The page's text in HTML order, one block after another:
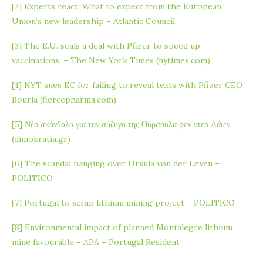
[2] Experts react: What to expect from the European
Union’s new leadership – Atlantic Council
[3] The E.U. seals a deal with Pfizer to speed up
vaccinations. – The New York Times (nytimes.com)
[4] NYT sues EC for failing to reveal texts with Pfizer CEO
Bourla (fiercepharma.com)
[5] Νέο σκάνδαλο για τον σύζυγο της Ούρσουλα φον ντερ Λάιεν
(dimokratia.gr)
[6] The scandal hanging over Ursula von der Leyen –
POLITICO
[7] Portugal to scrap lithium mining project – POLITICO
[8] Environmental impact of planned Montalegre lithium
mine favourable – APA – Portugal Resident